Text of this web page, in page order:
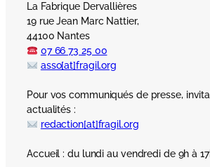
La Fabrique Dervallières
19 rue Jean Marc Nattier,
44100 Nantes
07 66 73 25 00
asso[at]fragil.org
Pour vos communiqués de presse,
actualités :
redaction[at]fragil.org
Accueil : du lundi au vendredi de 9h à